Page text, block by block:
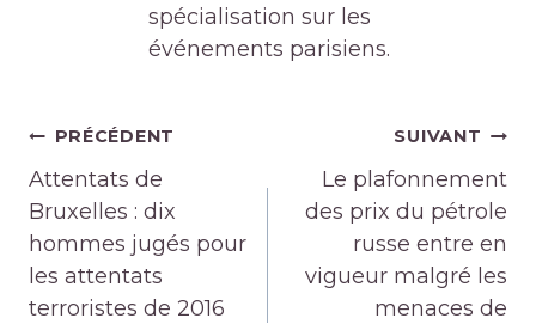
spécialisation sur les
événements parisiens.
Navigation
de
l’article
PRÉCÉDENT
Attentats de
Bruxelles : dix
hommes jugés pour
les attentats
terroristes de 2016
SUIVANT
Le plafonnement
des prix du pétrole
russe entre en
vigueur malgré les
menaces de